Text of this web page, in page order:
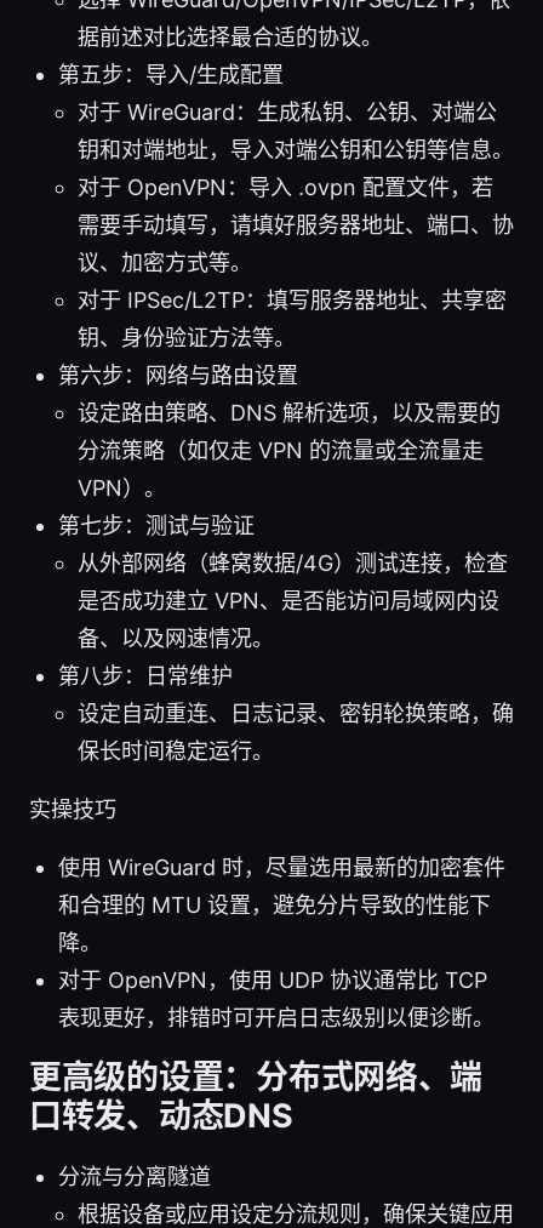
据前述对比选择最合适的协议。
第五步：导入/生成配置
对于 WireGuard：生成私钥、公钥、对端公
钥和对端地址，导入对端公钥和公钥等信息。
对于 OpenVPN：导入 .ovpn 配置文件，若
需要手动填写，请填好服务器地址、端口、协
议、加密方式等。
对于 IPSec/L2TP：填写服务器地址、共享密
钥、身份验证方法等。
第六步：网络与路由设置
设定路由策略、DNS 解析选项，以及需要的
分流策略（如仅走 VPN 的流量或全流量走
VPN）。
第七步：测试与验证
从外部网络（蜂窝数据/4G）测试连接，检查
是否成功建立 VPN、是否能访问局域网内设
备、以及网速情况。
第八步：日常维护
设定自动重连、日志记录、密钥轮换策略，确
保长时间稳定运行。
实操技巧
使用 WireGuard 时，尽量选用最新的加密套件
和合理的 MTU 设置，避免分片导致的性能下
降。
对于 OpenVPN，使用 UDP 协议通常比 TCP
表现更好，排错时可开启日志级别以便诊断。
更高级的设置：分布式网络、端
口转发、动态DNS
分流与分离隧道
根据设备或应用设定分流规则，确保关键应用